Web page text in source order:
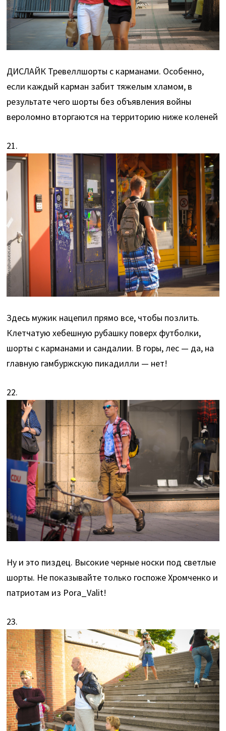
ДИСЛАЙК Тревеллшорты с карманами. Особенно,
если каждый карман забит тяжелым хламом, в
результате чего шорты без объявления войны
вероломно вторгаются на территорию ниже коленей
21.
Здесь мужик нацепил прямо все, чтобы позлить.
Клетчатую хебешную рубашку поверх футболки,
шорты с карманами и сандалии. В горы, лес — да, на
главную гамбуржскую пикадилли — нет!
22.
Ну и это пиздец. Высокие черные носки под светлые
шорты. Не показывайте только госпоже Хромченко и
патриотам из Pora_Valit!
23.